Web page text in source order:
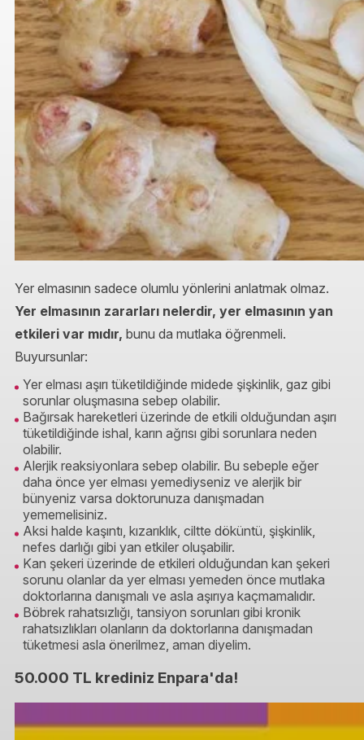
Yer elmasının sadece olumlu yönlerini anlatmak olmaz.
Yer elmasının zararları nelerdir, yer elmasının yan
etkileri var mıdır, bunu da mutlaka öğrenmeli.
Buyursunlar:
Yer elması aşırı tüketildiğinde midede şişkinlik, gaz gibi
sorunlar oluşmasına sebep olabilir.
Bağırsak hareketleri üzerinde de etkili olduğundan aşırı
tüketildiğinde ishal, karın ağrısı gibi sorunlara neden
olabilir.
Alerjik reaksiyonlara sebep olabilir. Bu sebeple eğer
daha önce yer elması yemediyseniz ve alerjik bir
bünyeniz varsa doktorunuza danışmadan
yememelisiniz.
Aksi halde kaşıntı, kızarıklık, ciltte döküntü, şişkinlik,
nefes darlığı gibi yan etkiler oluşabilir.
Kan şekeri üzerinde de etkileri olduğundan kan şekeri
sorunu olanlar da yer elması yemeden önce mutlaka
doktorlarına danışmalı ve asla aşırıya kaçmamalıdır.
Böbrek rahatsızlığı, tansiyon sorunları gibi kronik
rahatsızlıkları olanların da doktorlarına danışmadan
tüketmesi asla önerilmez, aman diyelim.
50.000 TL krediniz Enpara'da!